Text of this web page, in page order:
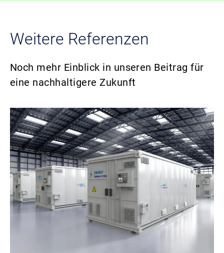
Weitere Referenzen
Noch mehr Einblick in unseren Beitrag für
eine nachhaltigere Zukunft
Bild